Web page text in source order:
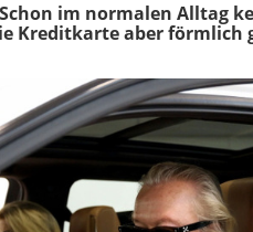
im normalen Alltag
Kreditkarte aber förmlich